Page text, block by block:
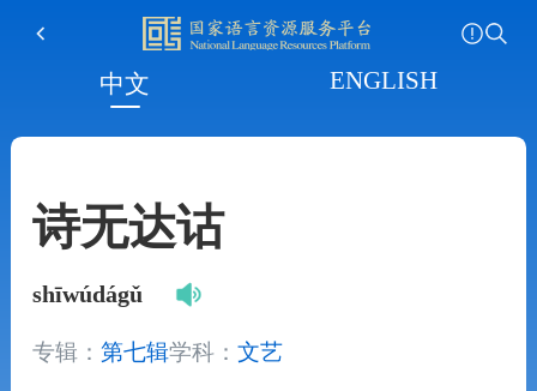
中文 ENGLISH
诗无达诂
shīwúdágǔ
专辑： 第七辑学科： 文艺